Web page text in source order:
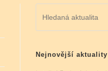
Nejnovější aktuality